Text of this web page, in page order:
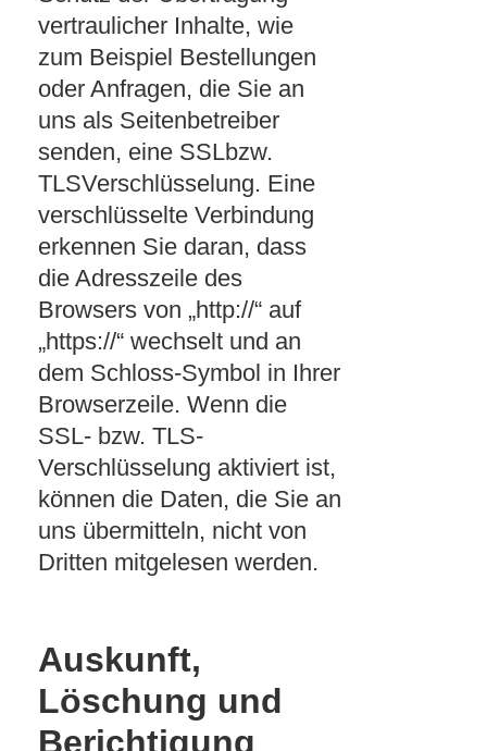
vertraulicher Inhalte, wie
zum Beispiel Bestellungen
oder Anfragen, die Sie an
uns als Seitenbetreiber
senden, eine SSLbzw.
TLSVerschlüsselung. Eine
verschlüsselte Verbindung
erkennen Sie daran, dass
die Adresszeile des
Browsers von „http://“ auf
„https://“ wechselt und an
dem Schloss-Symbol in Ihrer
Browserzeile. Wenn die
SSL- bzw. TLS-
Verschlüsselung aktiviert ist,
können die Daten, die Sie an
uns übermitteln, nicht von
Dritten mitgelesen werden.
Auskunft,
Löschung und
Berichtigung